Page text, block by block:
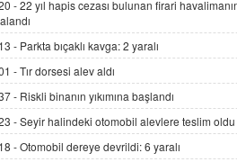
AV. DOĞAN CAN DOĞAN
hukukun gelişimi
15.09.2025 16:17
SEHER EREK
Kış Ayları Geldi, Hangi
Alınmalı?
9.12.2025 10:11
-22 yıl hapis cezası bulunan firari
- Parkta bıçaklı kavga: 2 yaralı
-Tır dorsesi alev aldı
- Riskli binanın yıkımına başlandı
-Seyir halindeki otomobil alevlere teslim oldu
-Otomobil dereye devrildi: 6 yaralı